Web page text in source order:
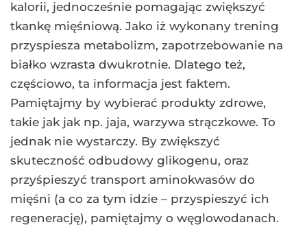
kalorii, jednocześnie pomagając zwiększyć
tkankę mięśniową. Jako iż wykonany trening
przyspiesza metabolizm, zapotrzebowanie na
białko wzrasta dwukrotnie. Dlatego też,
częściowo, ta informacja jest faktem.
Pamiętajmy by wybierać produkty zdrowe,
takie jak jak np. jaja, warzywa strączkowe. To
jednak nie wystarczy. By zwiększyć
skuteczność odbudowy glikogenu, oraz
przyśpieszyć transport aminokwasów do
mięśni (a co za tym idzie – przyspieszyć ich
regenerację), pamiętajmy o węglowodanach.